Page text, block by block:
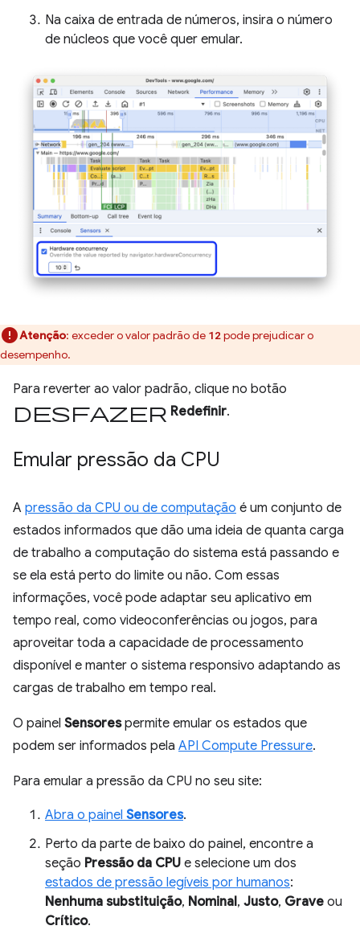
Na caixa de entrada de números, insira o número
de núcleos que você quer emular.
Atenção: exceder o valor padrão de 12pode prejudicar o
desempenho.
Para reverter ao valor padrão, clique no botão
desfazer Redefinir.
Emular pressão da CPU
A pressão da CPU ou de computação é um conjunto de
estados informados que dão uma ideia de quanta carga
de trabalho a computação do sistema está passando e
se ela está perto do limite ou não. Com essas
informações, você pode adaptar seu aplicativo em
tempo real, como videoconferências ou jogos, para
aproveitar toda a capacidade de processamento
disponível e manter o sistema responsivo adaptando as
cargas de trabalho em tempo real.
O painel Sensorespermite emular os estados que
podem ser informados pela API Compute Pressure.
Para emular a pressão da CPU no seu site:
Abra o painel Sensores.
Perto da parte de baixo do painel, encontre a
seção Pressão da CPU e selecione um dos
estados de pressão legíveis por humanos:
Nenhuma substituição, Nominal, Justo, Grave ou
Crítico.